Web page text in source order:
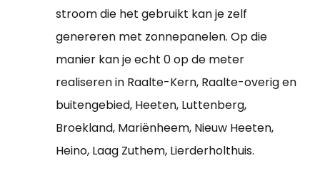
stroom die het gebruikt kan je zelf
genereren met zonnepanelen. Op die
manier kan je echt 0 op de meter
realiseren in Raalte-Kern, Raalte-overig en
buitengebied, Heeten, Luttenberg,
Broekland, Mariënheem, Nieuw Heeten,
Heino, Laag Zuthem, Lierderholthuis.